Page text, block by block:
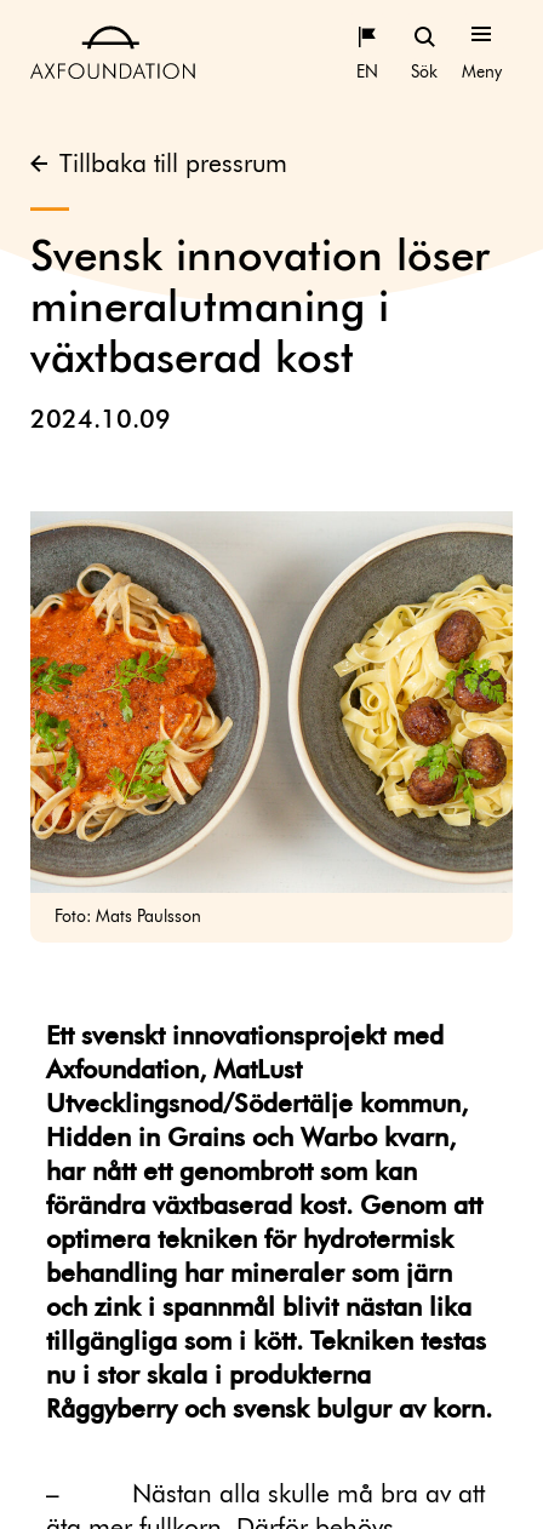
EN Sök Meny
Tillbaka till pressrum
Svensk innovation löser
mineralutmaning i
växtbaserad kost
2024.10.09
Foto: Mats Paulsson
Ett svenskt innovationsprojekt med
Axfoundation, MatLust
Utvecklingsnod/Södertälje kommun,
Hidden in Grains och Warbo kvarn,
har nått ett genombrott som kan
förändra växtbaserad kost. Genom att
optimera tekniken för hydrotermisk
behandling har mineraler som järn
och zink i spannmål blivit nästan lika
tillgängliga som i kött. Tekniken testas
nu i stor skala i produkterna
Råggyberry och svensk bulgur av korn.
–
Nästan alla skulle må bra av att